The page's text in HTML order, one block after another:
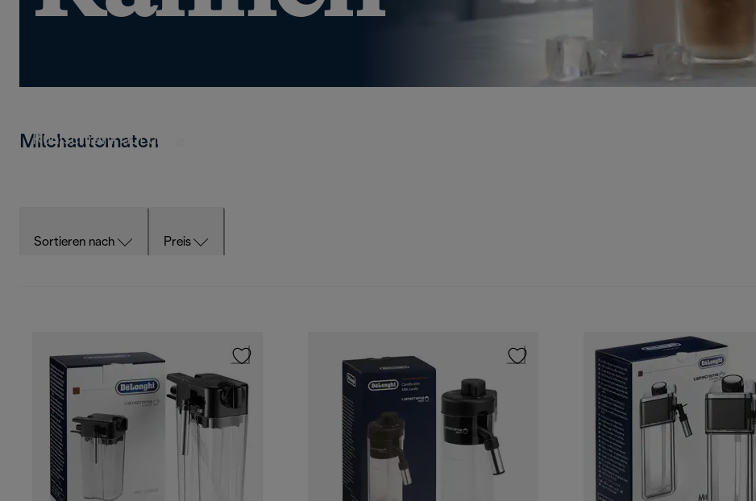
Kühlschrank auf und greifen Sie jederzeit zu.
Milchautomaten
Sortieren nach Preis